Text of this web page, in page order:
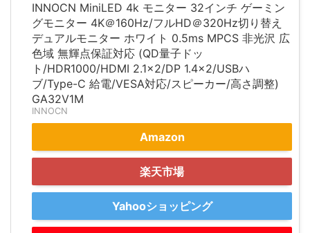
INNOCN MiniLED 4k モニター 32インチ ゲーミン
グモニター 4K＠160Hz/フルHD＠320Hz切り替え
デュアルモニター ホワイト 0.5ms MPCS 非光沢 広
色域 無輝点保証対応 (QD量子ドッ
ト/HDR1000/HDMI 2.1×2/DP 1.4×2/USBハ
ブ/Type-C 給電/VESA対応/スピーカー/高さ調整)
GA32V1M
INNOCN
Amazon
楽天市場
Yahooショッピング